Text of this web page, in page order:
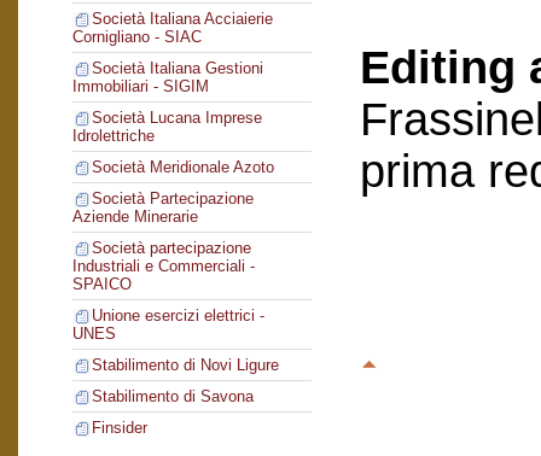
Società Italiana Acciaierie
Cornigliano - SIAC
Società Italiana Gestioni
Immobiliari - SIGIM
Società Lucana Imprese
Idrolettriche
Società Meridionale Azoto
Società Partecipazione
Aziende Minerarie
Società partecipazione
Industriali e Commerciali -
SPAICO
Unione esercizi elettrici -
UNES
Stabilimento di Novi Ligure
Stabilimento di Savona
Finsider
Editing
prima